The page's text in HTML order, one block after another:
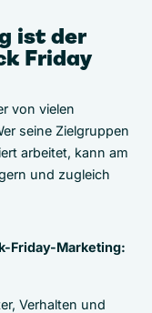
ist der
Friday
von vielen
seine Zielgruppen
arbeitet, kann am
und zugleich
Friday-Marketing:
Verhalten und